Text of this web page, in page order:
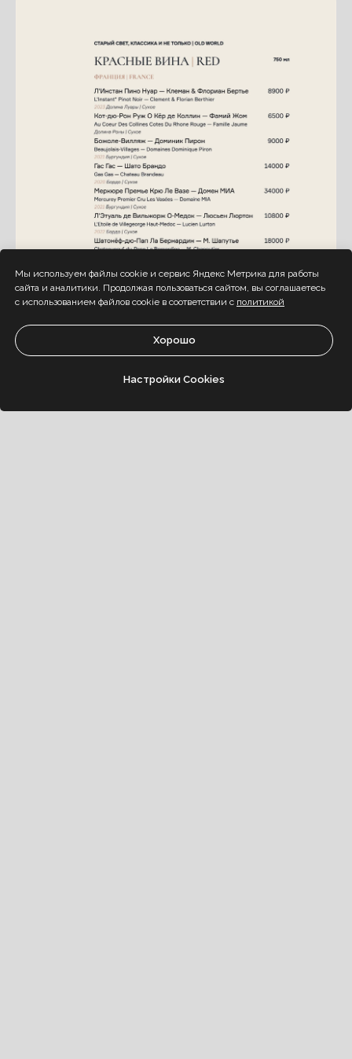
Мы используем файлы cookie и сервис Яндекс Метрика для работы
сайта и аналитики. Продолжая пользоваться сайтом, вы соглашаетесь
с использованием файлов cookie в соответствии с политикой
Хорошо
Настройки Cookies